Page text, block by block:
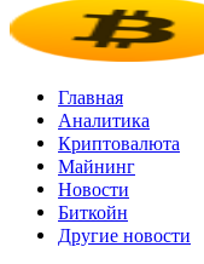
Главная
Аналитика
Криптовалюта
Майнинг
Новости
Биткойн
Другие новости